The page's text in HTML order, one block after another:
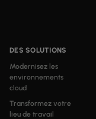
DES SOLUTIONS
Modernisez les
environnements
cloud
Transformez votre
lieu de travail